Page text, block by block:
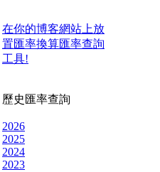
在你的博客網站上放
置匯率換算匯率查詢
工具!
歷史匯率查詢
2026
2025
2024
2023